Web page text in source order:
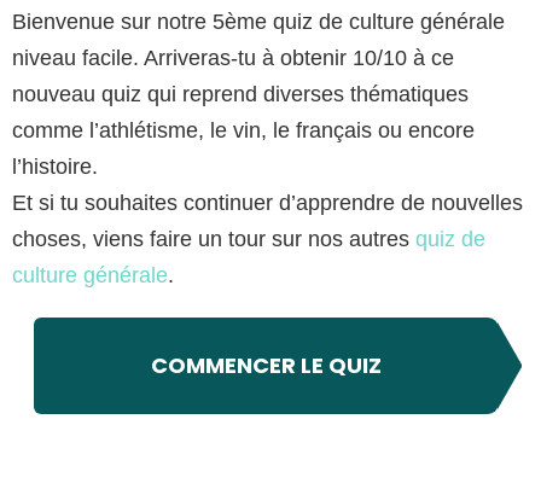
Bienvenue sur notre 5ème quiz de culture générale
niveau facile. Arriveras-tu à obtenir 10/10 à ce
nouveau quiz qui reprend diverses thématiques
comme l’athlétisme, le vin, le français ou encore
l’histoire.
Et si tu souhaites continuer d’apprendre de nouvelles
choses, viens faire un tour sur nos autres quiz de
culture générale.
COMMENCER LE QUIZ